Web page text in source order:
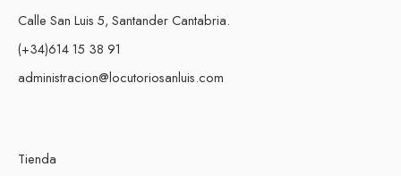
Calle San Luis 5, Santander Cantabria.
(+34)614 15 38 91
administracion@locutoriosanluis.com
Tienda